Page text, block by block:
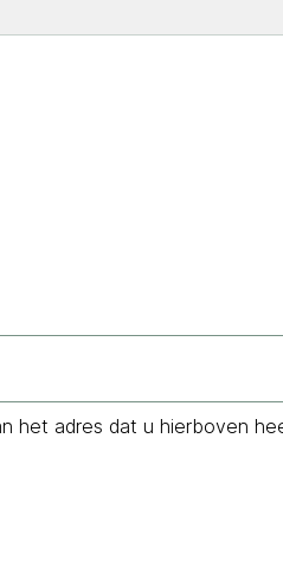
het adres dat u hierboven